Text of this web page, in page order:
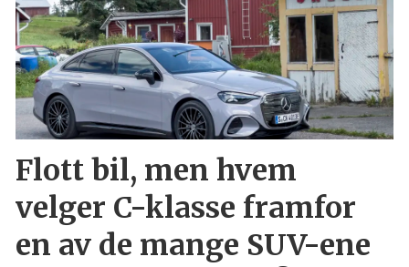
Flott bil, men hvem
velger C-klasse framfor
en av de mange SUV-ene